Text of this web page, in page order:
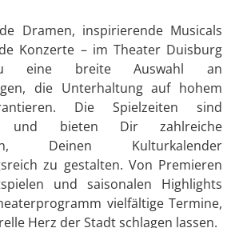
Dramen, inspirierende Musicals
Konzerte – im Theater Duisburg
eine breite Auswahl an
die Unterhaltung auf hohem
Die Spielzeiten sind
und bieten Dir zahlreiche
Deinen Kulturkalender
zu gestalten. Von Premieren
und saisonalen Highlights
vielfältige Termine,
Herz der Stadt schlagen lassen.